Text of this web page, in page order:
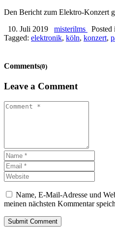
Den Bericht zum Elektro-Konzert
10. Juli 2019
misterilms Posted
Tagged: elektronik, köln, konzert,
Comments(0)
Leave a Comment
Name, E-Mail-Adresse und
meinen nächsten Kommentar